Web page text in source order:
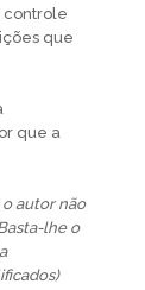
controle
que
que a
autor não
lhe o